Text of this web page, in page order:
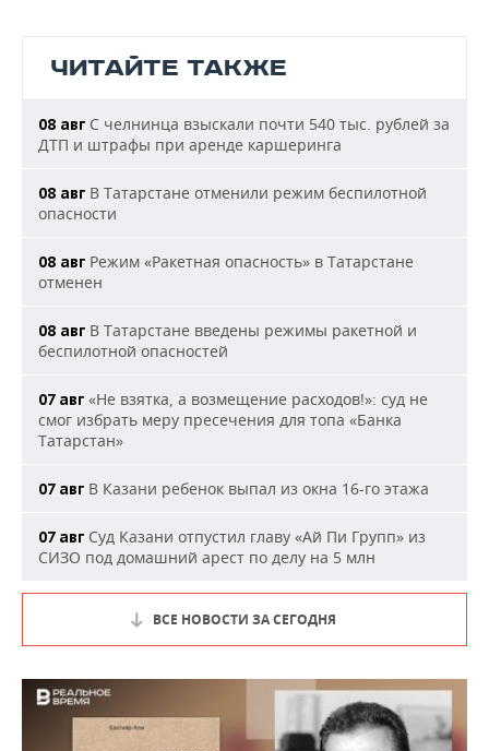
ЧИТАЙТЕ ТАКЖЕ
08 авг С челнинца взыскали почти 540 тыс. рублей за
ДТП и штрафы при аренде каршеринга
08 авг В Татарстане отменили режим беспилотной
опасности
08 авг Режим «Ракетная опасность» в Татарстане
отменен
08 авг В Татарстане введены режимы ракетной и
беспилотной опасностей
07 авг «Не взятка, а возмещение расходов!»: суд не
смог избрать меру пресечения для топа «Банка
Татарстан»
07 авг В Казани ребенок выпал из окна 16-го этажа
07 авг Суд Казани отпустил главу «Ай Пи Групп» из
СИЗО под домашний арест по делу на 5 млн
ВСЕ НОВОСТИ ЗА СЕГОДНЯ